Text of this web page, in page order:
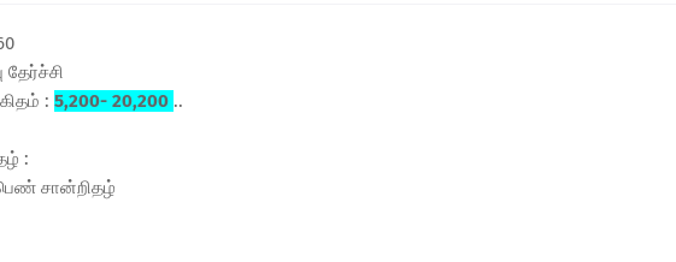
தேர்ச்சி
: 5,200- 20,200 ..
:
சான்றிதழ்